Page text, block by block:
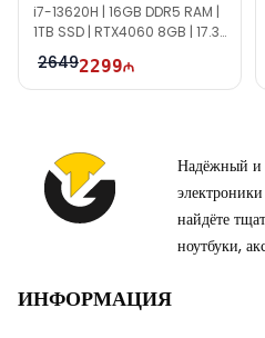
i7-13620H | 16GB DDR5 RAM |
1TB SSD | RTX4060 8GB | 17.3"
FHD | 144Hz
26492299
Надёжный и
найдёте
ноутбуки,
ИНФОРМАЦИЯ